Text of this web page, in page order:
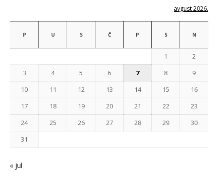
avgust 2026.
P U S Č P S N
1
2
3
4 5 6 7 8
9
10
11 12 13 14 15
16
17
18 19 20 21 22
23
24
25 26 27 28 29
30
31
« jul